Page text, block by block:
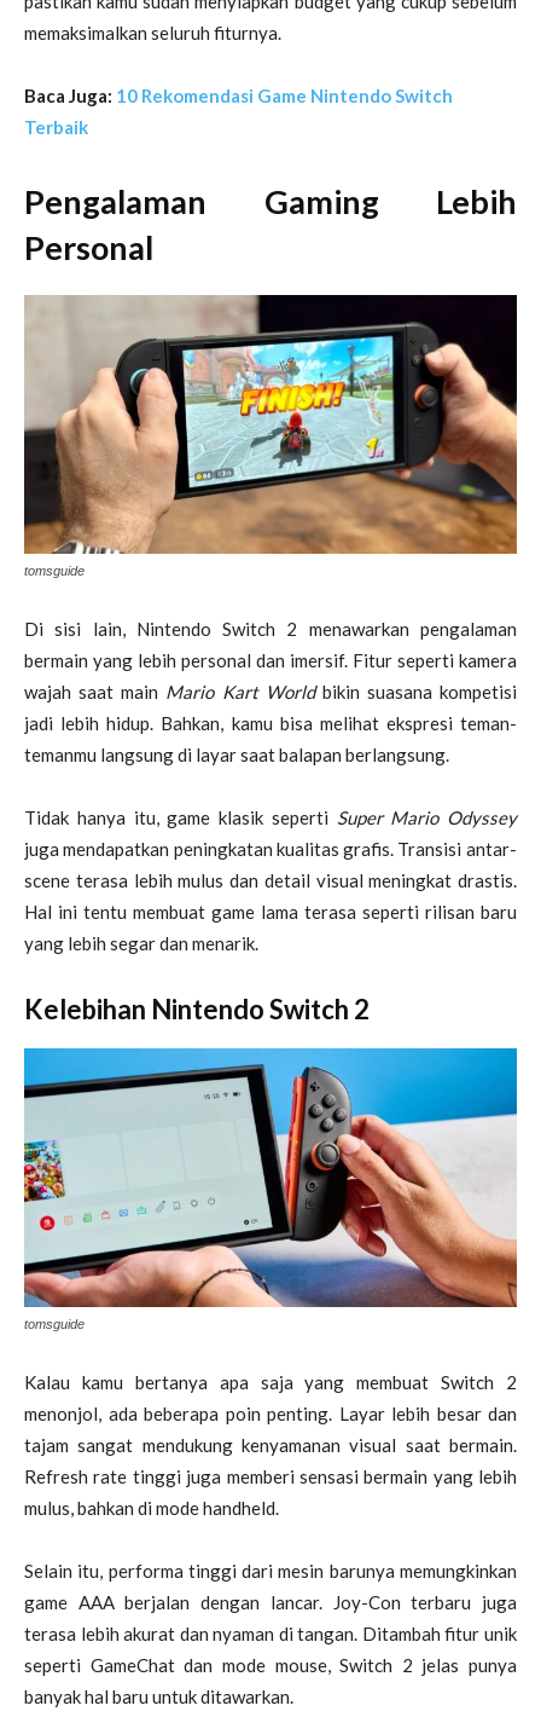
memaksimalkan seluruh fiturnya.
Baca Juga: 10 Rekomendasi Game Nintendo Switch
Terbaik
Pengalaman Gaming Lebih
Personal
tomsguide
Di sisi lain, Nintendo Switch 2 menawarkan pengalaman
bermain yang lebih personal dan imersif. Fitur seperti kamera
wajah saat main Mario Kart Worldbikin suasana kompetisi
jadi lebih hidup. Bahkan, kamu bisa melihat ekspresi teman-
temanmu langsung di layar saat balapan berlangsung.
Tidak hanya itu, game klasik seperti Super Mario Odyssey
juga mendapatkan peningkatan kualitas grafis. Transisi antar-
scene terasa lebih mulus dan detail visual meningkat drastis.
Hal ini tentu membuat game lama terasa seperti rilisan baru
yang lebih segar dan menarik.
Kelebihan Nintendo Switch 2
tomsguide
Kalau kamu bertanya apa saja yang membuat Switch 2
menonjol, ada beberapa poin penting. Layar lebih besar dan
tajam sangat mendukung kenyamanan visual saat bermain.
Refresh rate tinggi juga memberi sensasi bermain yang lebih
mulus, bahkan di mode handheld.
Selain itu, performa tinggi dari mesin barunya memungkinkan
game AAA berjalan dengan lancar. Joy-Con terbaru juga
terasa lebih akurat dan nyaman di tangan. Ditambah fitur unik
seperti GameChat dan mode mouse, Switch 2 jelas punya
banyak hal baru untuk ditawarkan.